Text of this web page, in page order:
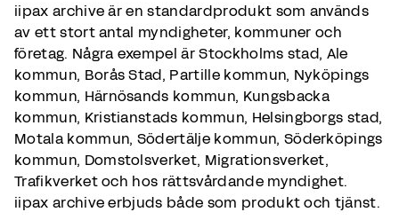
iipax archive är en standardprodukt som används
av ett stort antal myndigheter, kommuner och
företag. Några exempel är Stockholms stad, Ale
kommun, Borås Stad, Partille kommun, Nyköpings
kommun, Härnösands kommun, Kungsbacka
kommun, Kristianstads kommun, Helsingborgs stad,
Motala kommun, Södertälje kommun, Söderköpings
kommun, Domstolsverket, Migrationsverket,
Trafikverket och hos rättsvårdande myndighet.
iipax archive erbjuds både som produkt och tjänst.